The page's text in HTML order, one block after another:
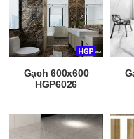
Gạch 600x600
HGP6026